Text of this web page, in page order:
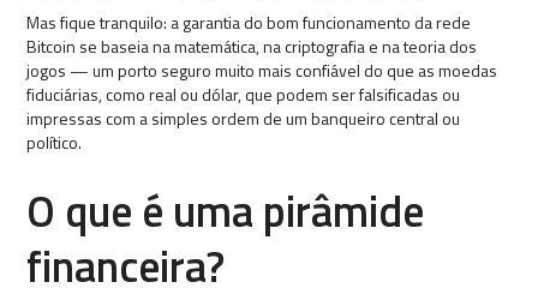
Mas fique tranquilo: a garantia do bom funcionamento da rede
Bitcoin se baseia na matemática, na criptografia e na teoria dos
jogos — um porto seguro muito mais confiável do que as moedas
fiduciárias, como real ou dólar, que podem ser falsificadas ou
impressas com a simples ordem de um banqueiro central ou
político.
O que é uma pirâmide
financeira?